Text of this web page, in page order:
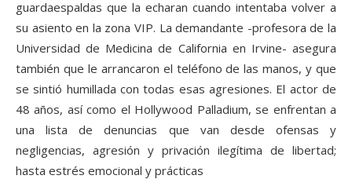
guardaespaldas que la echaran cuando intentaba volver a
su asiento en la zona VIP. La demandante -profesora de la
Universidad de Medicina de California en Irvine- asegura
también que le arrancaron el teléfono de las manos, y que
se sintió humillada con todas esas agresiones. El actor de
48 años, así como el Hollywood Palladium, se enfrentan a
una lista de denuncias que van desde ofensas y
negligencias, agresión y privación ilegítima de libertad;
hasta estrés emocional y prácticas